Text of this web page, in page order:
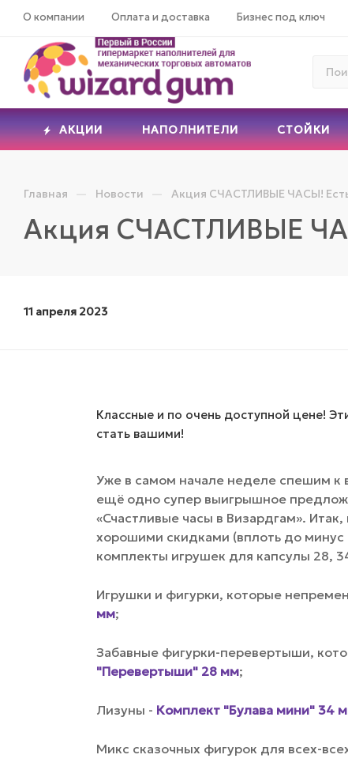
О компании Оплата и доставка Бизнес под ключ
АКЦИИ НАПОЛНИТЕЛИ СТОЙКИ
Главная — Новости — Акция СЧАСТЛИВЫЕ ЧАСЫ! Есть
Акция СЧАСТЛИВЫЕ
11 апреля 2023
Классные и по очень доступной цене!
стать вашими!
Уже в самом начале неделе спешим к
ещё одно супер выигрышное
«Счастливые часы в Визардгам».
хорошими скидками (вплоть до
комплекты игрушек для капсулы 28,
Игрушки и фигурки, которые
мм;
Забавные фигурки-перевертыши,
"Перевертыши" 28 мм;
Лизуны - Комплект "Булава мини" 34
Микс сказочных фигурок для всех-